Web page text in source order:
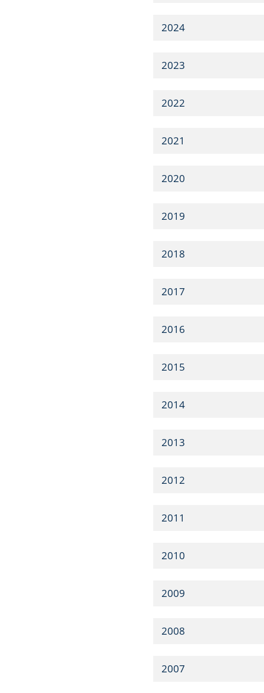
2024
2023
2022
2021
2020
2019
2018
2017
2016
2015
2014
2013
2012
2011
2010
2009
2008
2007